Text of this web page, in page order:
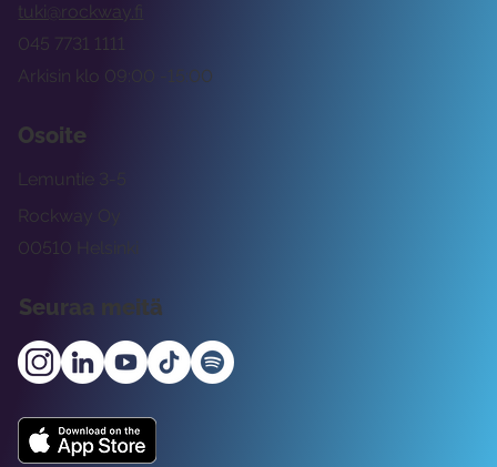
tuki@rockway.fi
Arkisin klo 09:00 -15:00
045 7731 1111
Osoite
Rockway Oy
Lemuntie 3-5
00510 Helsinki
Seuraa meitä